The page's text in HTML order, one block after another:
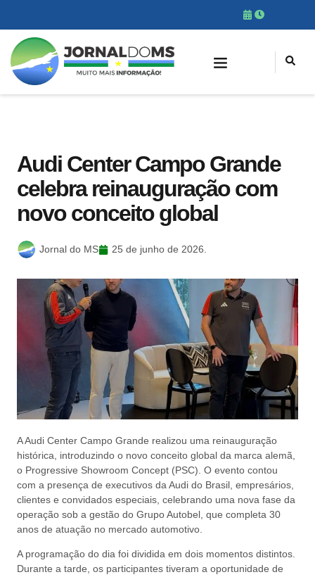
Audi Center Campo Grande
celebra reinauguração com
novo conceito global
Jornal do MS 25 de junho de 2026.
A Audi Center Campo Grande realizou uma reinauguração
histórica, introduzindo o novo conceito global da marca alemã,
o Progressive Showroom Concept (PSC). O evento contou
com a presença de executivos da Audi do Brasil, empresários,
clientes e convidados especiais, celebrando uma nova fase da
operação sob a gestão do Grupo Autobel, que completa 30
anos de atuação no mercado automotivo.
A programação do dia foi dividida em dois momentos distintos.
Durante a tarde, os participantes tiveram a oportunidade de